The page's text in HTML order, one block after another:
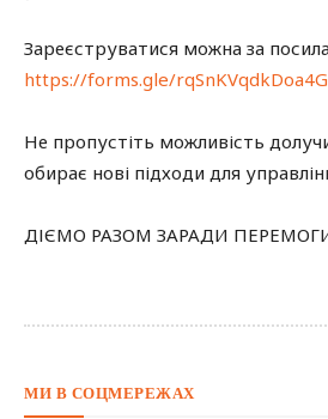
Зареєструватися можна за
https://forms.gle/
Не пропустіть можливість
обирає нові підходи для
ДІЄМО РАЗОМ ЗАРАДИ
МИ В СОЦМЕРЕЖАХ